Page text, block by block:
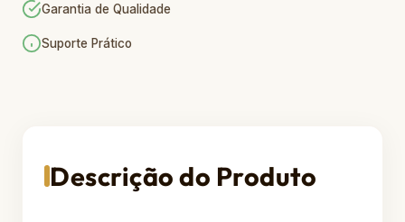
Garantia de Qualidade
Suporte Prático
Descrição do Produto